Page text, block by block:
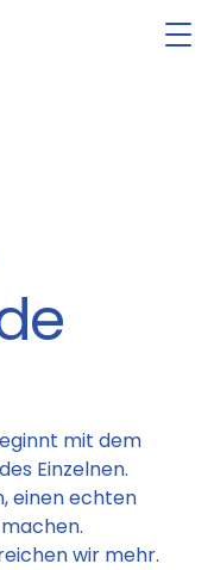
mit dem
Einzelnen.
einen echten
wir mehr.